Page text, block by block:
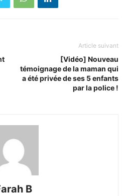
Article suivant
[Vidéo] Nouveau
témoignage de la maman qui
a été privée de ses 5 enfants
par la police !
B